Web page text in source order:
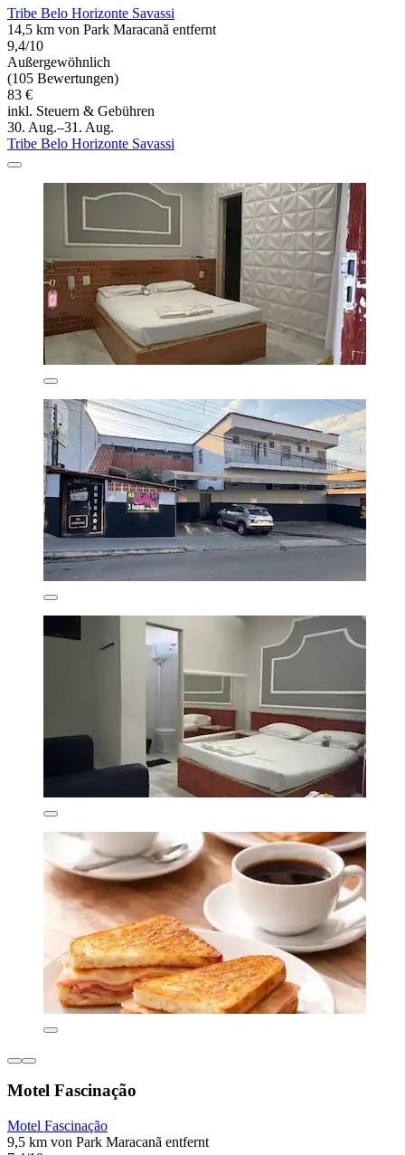
Tribe Belo Horizonte Savassi
14,5 km von Park Maracanã entfernt
9,4/10
Außergewöhnlich
(105 Bewertungen)
83 €
inkl. Steuern & Gebühren
30. Aug.–31. Aug.
Tribe Belo Horizonte Savassi
Motel Fascinação
Motel Fascinação
9,5 km von Park Maracanã entfernt